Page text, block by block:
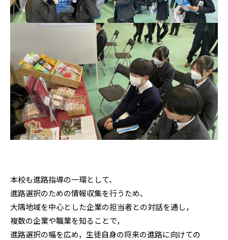
本校も進路指導の一環として、
進路選択のための情報収集を行うため、
大隅地域を中心とした企業の担当者との対話を通し，
複数の企業や職業を知ることで，
進路選択の幅を広め，生徒自身の将来の進路に向けての